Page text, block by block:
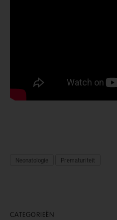
Neonatologie Prematuriteit
CATEGORIEËN